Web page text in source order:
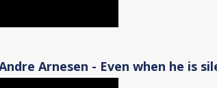
Arnesen - Even when he is